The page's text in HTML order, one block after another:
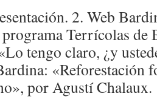
2. Web
Terrícolas de
tengo claro, ¿y
«Reforestación
por Agustí